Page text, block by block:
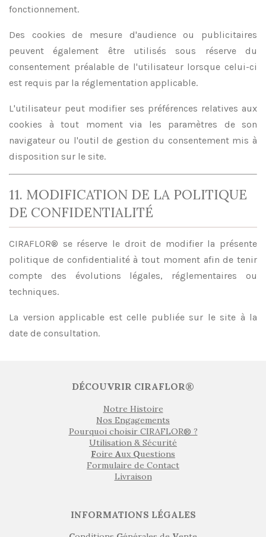
fonctionnement.
Des cookies de mesure d'audience ou publicitaires
peuvent également être utilisés sous réserve du
consentement préalable de l'utilisateur lorsque celui-ci
est requis par la réglementation applicable.
L'utilisateur peut modifier ses préférences relatives aux
cookies à tout moment via les paramètres de son
navigateur ou l'outil de gestion du consentement mis à
disposition sur le site.
11. MODIFICATION DE LA POLITIQUE
DE CONFIDENTIALITÉ
CIRAFLOR® se réserve le droit de modifier la présente
politique de confidentialité à tout moment afin de tenir
compte des évolutions légales, réglementaires ou
techniques.
La version applicable est celle publiée sur le site à la
date de consultation.
DÉCOUVRIR CIRAFLOR®
Notre Histoire
Nos Engagements
Pourquoi choisir CIRAFLOR® ?
Utilisation & Sécurité
Foire Aux Questions
Formulaire de Contact
Livraison
INFORMATIONS LÉGALES